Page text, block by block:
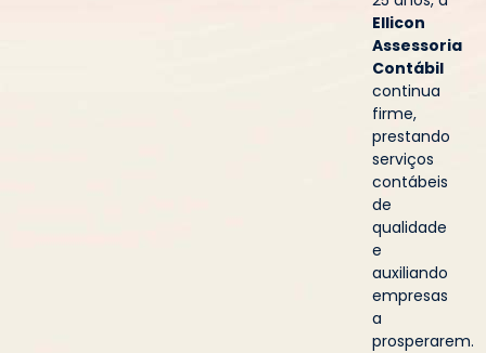
Ellicon
Assessoria
Contábil
continua
firme,
prestando
serviços
contábeis
de
qualidade
e
auxiliando
empresas
a
prosperarem.